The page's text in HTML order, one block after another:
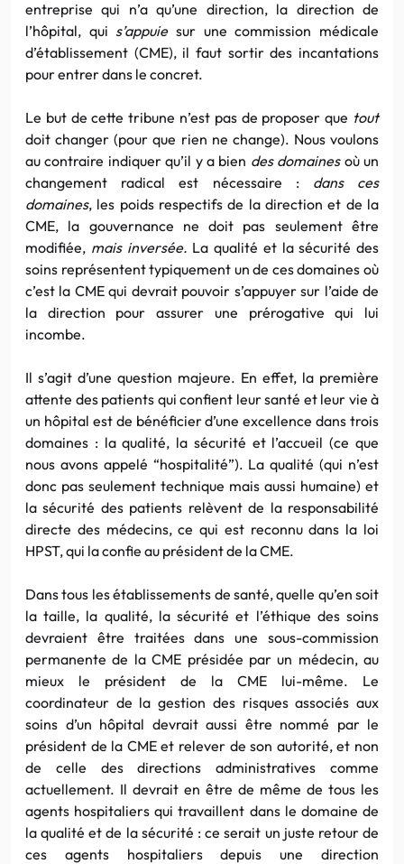
entreprise qui n’a qu’une direction, la direction de
l’hôpital, qui s’appuiesur une commission médicale
d’établissement (CME), il faut sortir des incantations
pour entrer dans le concret.
Le but de cette tribune n’est pas de proposer que tout
doit changer (pour que rien ne change). Nous voulons
au contraire indiquer qu’il y a bien des domainesoù un
changement radical est nécessaire : dans ces
domaines, les poids respectifs de la direction et de la
CME, la gouvernance ne doit pas seulement être
modifiée, mais inversée. La qualité et la sécurité des
soins représentent typiquement un de ces domaines où
c’est la CME qui devrait pouvoir s’appuyer sur l’aide de
la direction pour assurer une prérogative qui lui
incombe.
Il s’agit d’une question majeure. En effet, la première
attente des patients qui confient leur santé et leur vie à
un hôpital est de bénéficier d’une excellence dans trois
domaines : la qualité, la sécurité et l’accueil (ce que
nous avons appelé “hospitalité”). La qualité (qui n’est
donc pas seulement technique mais aussi humaine) et
la sécurité des patients relèvent de la responsabilité
directe des médecins, ce qui est reconnu dans la loi
HPST, qui la confie au président de la CME.
Dans tous les établissements de santé, quelle qu’en soit
la taille, la qualité, la sécurité et l’éthique des soins
devraient être traitées dans une sous-commission
permanente de la CME présidée par un médecin, au
mieux le président de la CME lui-même. Le
coordinateur de la gestion des risques associés aux
soins d’un hôpital devrait aussi être nommé par le
président de la CME et relever de son autorité, et non
de celle des directions administratives comme
actuellement. Il devrait en être de même de tous les
agents hospitaliers qui travaillent dans le domaine de
la qualité et de la sécurité : ce serait un juste retour de
ces agents hospitaliers depuis une direction